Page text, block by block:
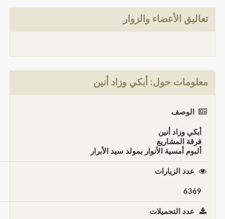
تعاليق الأعضاء والزوار
معلومات حول: أبكي وزاد أنين
الوصف
أبكي وزاد أنين
فرقة المشاريع
ألبوم أمسية الأنوار بمولد سيد الأبرار
عدد الزيارات
6369
عدد التحميلات